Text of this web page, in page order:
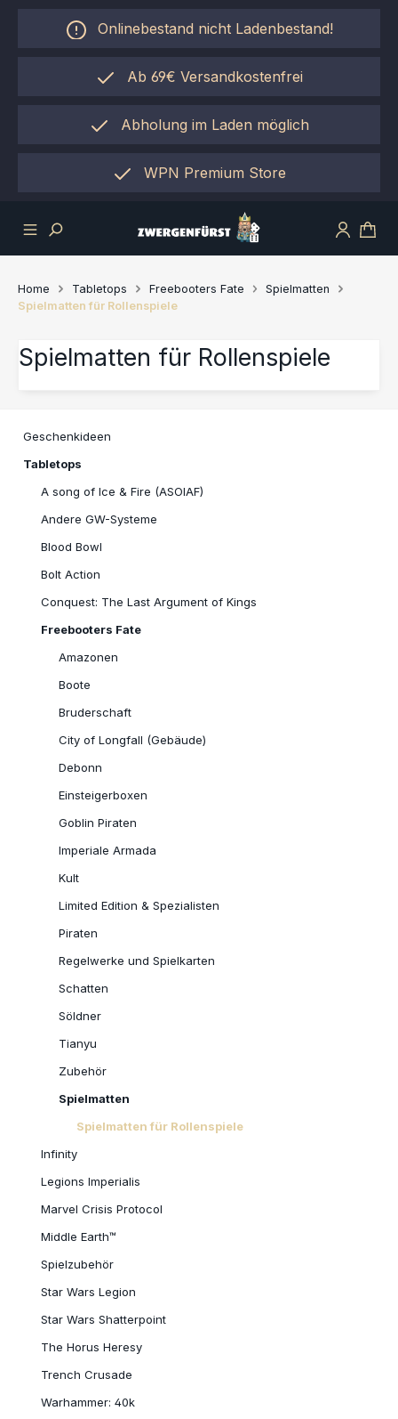
Zum Hauptinhalt springen
Onlinebestand nicht Ladenbestand!
Ab 69€ Versandkostenfrei
Abholung im Laden möglich
einfach per "Click&Collect"
WPN Premium Store
Home Tabletops Freebooters Fate
Spielmatten
Spielmatten für Rollenspiele
Spielmatten für Rollenspiele
Geschenkideen
Tabletops
A song of Ice & Fire (ASOIAF)
Andere GW-Systeme
Blood Bowl
Bolt Action
Conquest: The Last Argument of Kings
Freebooters Fate
Amazonen
Boote
Bruderschaft
City of Longfall (Gebäude)
Debonn
Einsteigerboxen
Goblin Piraten
Imperiale Armada
Kult
Limited Edition & Spezialisten
Piraten
Regelwerke und Spielkarten
Schatten
Söldner
Tianyu
Zubehör
Spielmatten
Spielmatten für Rollenspiele
Infinity
Legions Imperialis
Marvel Crisis Protocol
Middle Earth™
Spielzubehör
Star Wars Legion
Star Wars Shatterpoint
The Horus Heresy
Trench Crusade
Warhammer: 40k